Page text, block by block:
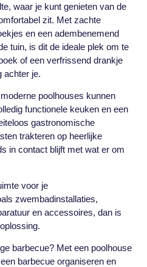
waar je kunt genieten van de
zit. Met zachte
en een adembenemend
tuin, is dit de ideale plek om te
of een verfrissend drankje
achter je.
poolhouses kunnen
functionele keuken en een
gastronomische
trakteren op heerlijke
in contact blijft met wat er om
voor je
zwembadinstallaties,
en accessoires, dan is
barbecue? Met een poolhouse
barbecue organiseren en